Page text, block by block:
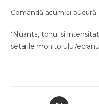
Comandă acum și
*Nuanta, tonul si
setarile monitorului/
Opens